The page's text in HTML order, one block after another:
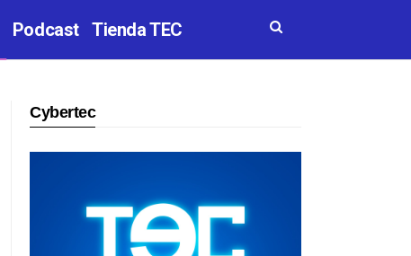
Podcast Tienda TEC
Cybertec